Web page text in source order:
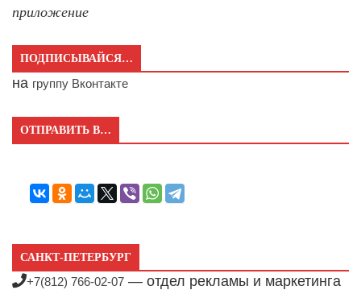
приложение
ПОДПИСЫВАЙСЯ…
на группу Вконтакте
ОТПРАВИТЬ В…
САНКТ-ПЕТЕРБУРГ
+7(812) 766-02-07 — отдел рекламы и маркетинга